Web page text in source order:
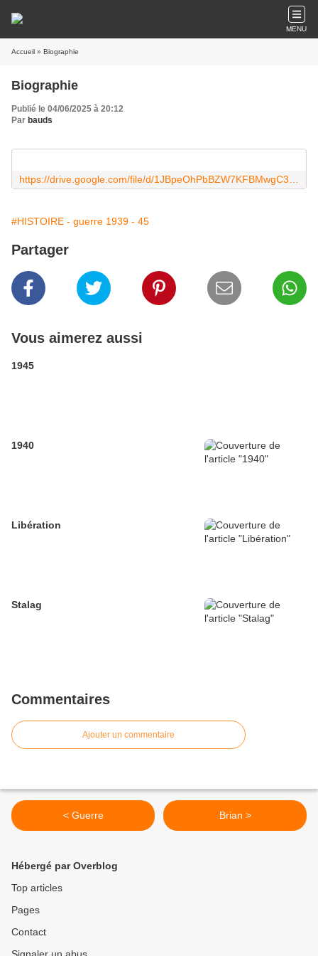
MENU
Accueil » Biographie
Biographie
Publié le 04/06/2025 à 20:12
Par bauds
#HISTOIRE - guerre 1939 - 45
Partager
Vous aimerez aussi
1945
1940
Libération
Stalag
Commentaires
Ajouter un commentaire
< Guerre Brian >
Hébergé par Overblog
Top articles
Pages
Contact